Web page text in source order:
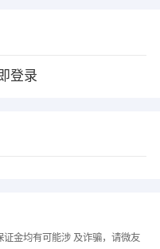
登录
金均有可能涉 及诈骗，请微友